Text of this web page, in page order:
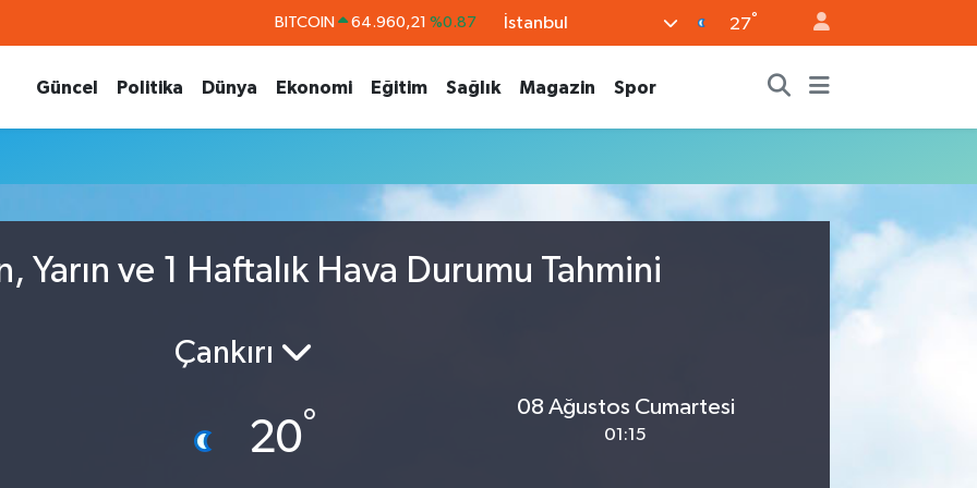
BITCOIN 64.960,21 %0.87
55,2510 %0.32
BİST100 13.779 %-14
İstanbul 27°
Güncel Politika Dünya Ekonomi Eğitim Sağlık Magazin Spor
Yarın ve 1 Haftalık Hava Durumu Tahmini
Çankırı
20°
08 Ağustos Cumartesi
01:15